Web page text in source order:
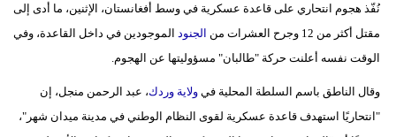
إسلامية
بيئة
نُفّذ هجوم انتحاري على قاعدة عسكرية في وسط أفغانستان، الإثنين، ما أدى إلى
مقتل أكثر من 12 وجرح العشرات من
الجنود الموجودين في داخل القاعدة، وفي
الوقت نفسه أعلنت حركة "طالبان" مسؤوليتها عن الهجوم.
وقال الناطق باسم السلطة المحلية فيولاية وردك، عبد الرحمن منجل، إن
"انتحاريًا استهدف قاعدة عسكرية لقوى النظام الوطني في مدينة ميدان شهر"،